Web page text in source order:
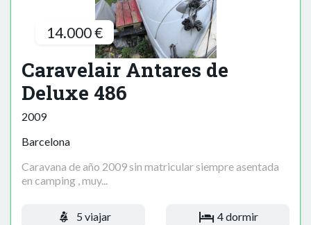
14.000 €
Caravelair Antares de
Deluxe 486
2009
Barcelona
Caravana de año 2009 sin matricular siempre asentada
en camping , muy...
5 viajar 4 dormir